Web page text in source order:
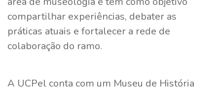
compartilhar experiências, debater as
práticas atuais e fortalecer a rede de
colaboração do ramo.
A UCPel conta com um Museu de História